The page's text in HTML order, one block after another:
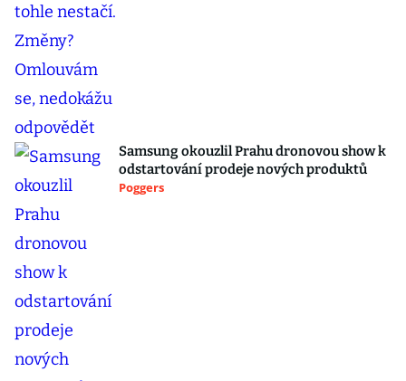
Samsung okouzlil Prahu dronovou show k
odstartování prodeje nových produktů
Poggers